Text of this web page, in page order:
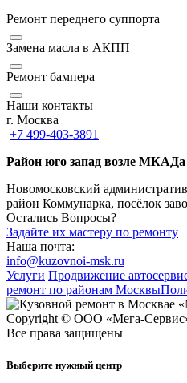
Ремонт переднего суппорта
Замена масла в АКПП
Ремонт бампера
Наши контакты
г. Москва
+7 499-403-3891
Район юго запад возле МКАДа
Новомосковский
район Коммунарка, посёлок
Остались Вопросы?
Задайте их мастеру по ремонту
Наша почта:
info@kuzovnoi-msk.ru
Услуги Продвижение
ремонт по районам Москвы
Copyright © ООО «Мега-
Все права защищены
Выберите нужный центр